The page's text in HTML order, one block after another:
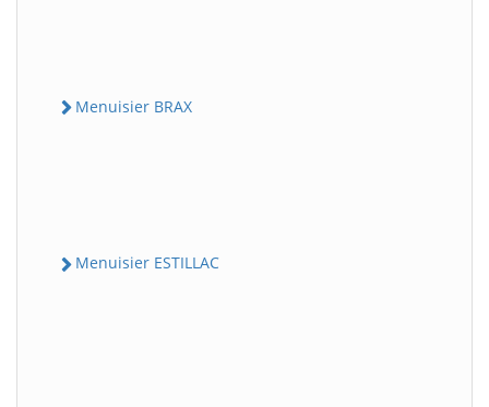
Menuisier BRAX
Menuisier ESTILLAC